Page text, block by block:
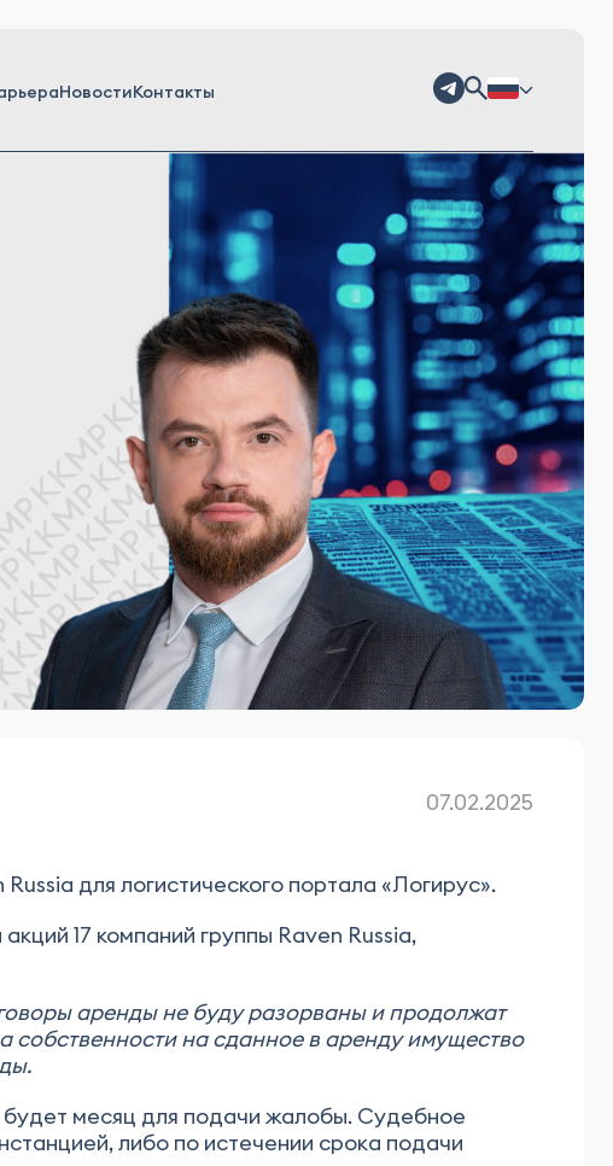
НовостиКонтакты
07.02.2025
для логистического портала «Логирус».
17 компаний группы Raven Russia,
аренды не буду разорваны и продолжат
собственности на сданное в аренду имущество
месяц для подачи жалобы. Судебное
либо по истечении срока подачи